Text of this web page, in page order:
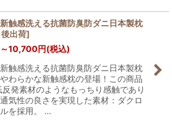
触感洗える抗菌防臭防ダニ日本製枕
出荷]
～10,700円(税込)
触感洗える抗菌防臭防ダニ日本製枕
わらかな新触感枕の登場！この商品
発素材のようなもっちり感触であり
気性の良さを実現した素材：ダクロ
を採用。 …